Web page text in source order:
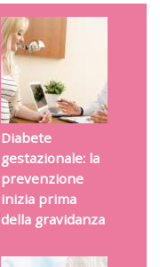
Diabete
gestazionale: la
prevenzione
inizia prima
della gravidanza